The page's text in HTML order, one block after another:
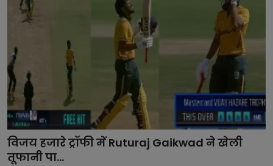
विजय हजारे ट्रॉफी में Ruturaj Gaikwad ने खेली
तूफानी पा...